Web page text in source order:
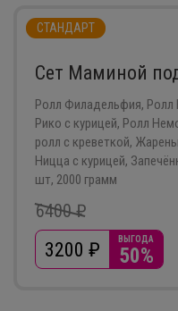
СТАНДАРТ
Сет Маминой
Ролл Филадельфия, Ролл
Рико с курицей, Ролл
ролл с креветкой,
Ницца с курицей,
шт, 2000 грамм
6400 ₽
3200 ₽ ВЫГОДА
50%